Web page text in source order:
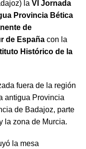
la VI Jornada
Provincia Bética
de
de España con la
Histórico de la
fuera de la región
antigua Provincia
de Badajoz, parte
y la zona de Murcia.
la mesa